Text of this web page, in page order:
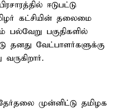
ஈடுபட்டு
கட்சியின் தலைமை
பல்வேறு பகுதிகளில்
தனது வேட்பாளர்களுக்கு
முன்னிட்டு தமிழக